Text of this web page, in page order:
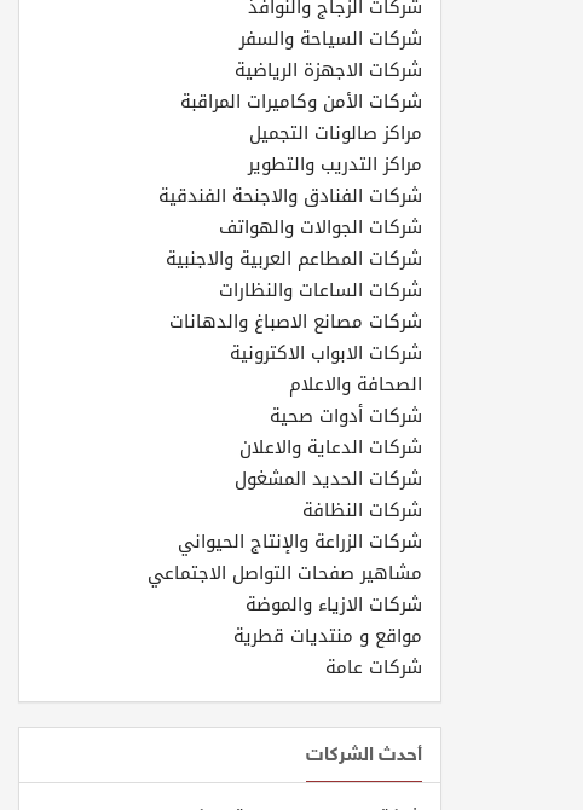
شركات الزجاج والنوافذ
شركات السياحة والسفر
شركات الاجهزة الرياضية
شركات الأمن وكاميرات المراقبة
مراكز صالونات التجميل
مراكز التدريب والتطوير
شركات الفنادق والاجنحة الفندقية
شركات الجوالات والهواتف
شركات المطاعم العربية والاجنبية
شركات الساعات والنظارات
شركات مصانع الاصباغ والدهانات
شركات الابواب الاكترونية
الصحافة والاعلام
شركات أدوات صحية
شركات الدعاية والاعلان
شركات الحديد المشغول
شركات النظافة
شركات الزراعة والإنتاج الحيواني
مشاهير صفحات التواصل الاجتماعي
شركات الازياء والموضة
مواقع و منتديات قطرية
شركات عامة
أحدث الشركات